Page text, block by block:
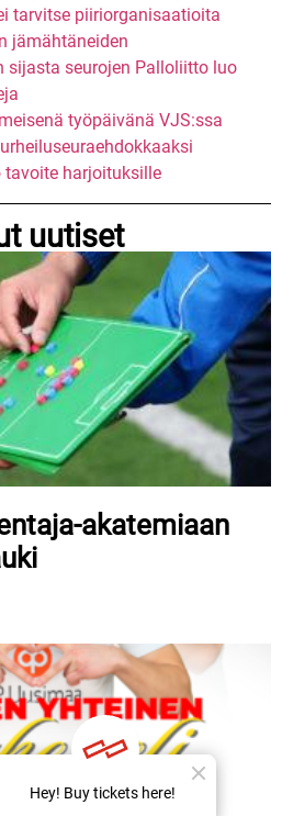
tarvitse piiriorganisaatioita
jämähtäneiden
sijasta seurojen Palloliitto luo
työpäivänä VJS:ssa
tavoite harjoituksille
uutiset
akatemiaan